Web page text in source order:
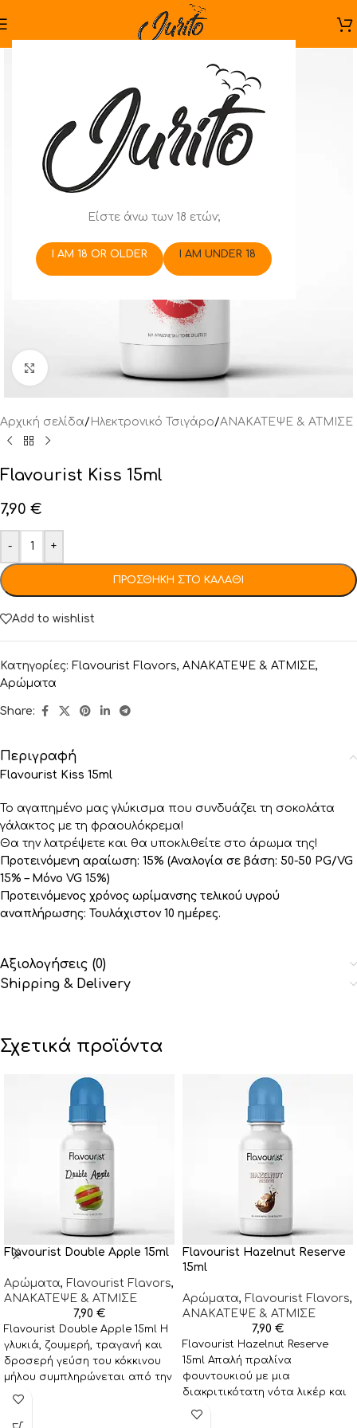
Είστε άνω των 18 ετών;
I AM 18 OR OLDER I AM UNDER 18
Click to enlarge
Αρχική σελίδα/ Ηλεκτρονικό Τσιγάρο/ΑΝΑΚΑΤΕΨΕ & ΑΤΜΙΣΕ
Flavourist Kiss 15ml
7,90 €
- +
ΠΡΟΣΘΉΚΗ ΣΤΟ ΚΑΛΆΘΙ
Add to wishlist
Κατηγορίες: Flavourist Flavors, ΑΝΑΚΑΤΕΨΕ & ΑΤΜΙΣΕ,
Αρώματα
Share:
Περιγραφή
Flavourist Kiss 15ml
Το αγαπημένο μας γλύκισμα που συνδυάζει τη σοκολάτα
γάλακτος με τη φραουλόκρεμα!
Θα την λατρέψετε και θα υποκλιθείτε στο άρωμα της!
Προτεινόμενη αραίωση: 15% (Αναλογία σε βάση: 50-50 PG/VG
15% – Μόνο VG 15%)
Προτεινόμενος χρόνος ωρίμανσης τελικού υγρού
αναπλήρωσης: Τουλάχιστον 10 ημέρες.
Αξιολογήσεις (0)
Shipping & Delivery
Σχετικά προϊόντα
Flavourist Double Apple 15ml
Αρώματα, Flavourist Flavors,
ΑΝΑΚΑΤΕΨΕ & ΑΤΜΙΣΕ
7,90 €
Flavourist Double Apple 15ml Η
γλυκιά, ζουμερή, τραγανή και
δροσερή γεύση του κόκκινου
μήλου συμπληρώνεται από την
όξινη γεύση του
Flavourist Hazelnut Reserve
15ml
Αρώματα, Flavourist Flavors,
ΑΝΑΚΑΤΕΨΕ & ΑΤΜΙΣΕ
7,90 €
Flavourist Hazelnut Reserve
15ml Απαλή πραλίνα
φουντουκιού με μια
διακριτικότατη νότα λικέρ και
πλούσιες νότες από καφέ